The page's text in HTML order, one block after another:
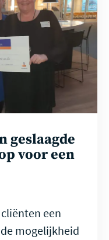
geslaagde
voor een
een
mogelijkheid